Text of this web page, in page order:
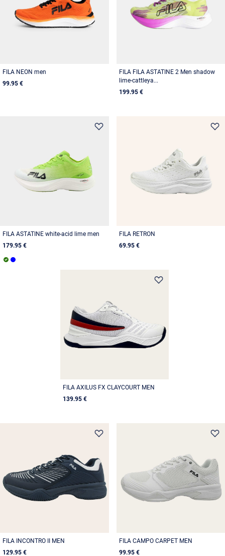
FILA NEON men
99.95 €
FILA FILA ASTATINE 2 Men shadow
lime-cattleya...
199.95 €
FILA ASTATINE white-acid lime men
179.95 €
FILA RETRON
69.95 €
FILA AXILUS FX CLAYCOURT MEN
139.95 €
FILA INCONTRO II MEN
129.95 €
FILA CAMPO CARPET MEN
99.95 €